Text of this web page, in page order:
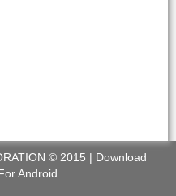
© 2015 | Download
Android